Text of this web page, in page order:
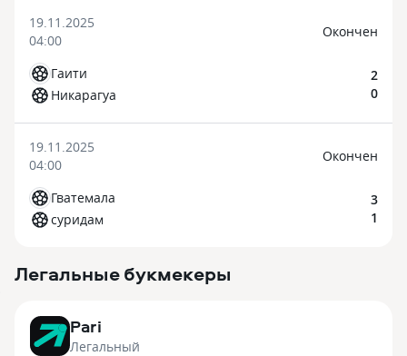
19.11.2025
04:00
Гаити
Никарагуа
Окончен
2
0
19.11.2025
04:00
Гватемала
суридам
Окончен
3
1
Легальные букмекеры
Pari
Легальный